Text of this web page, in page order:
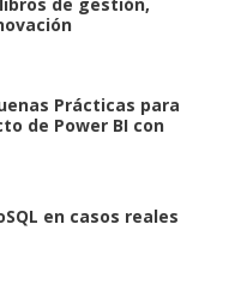
Prácticas para
de Power BI con
en casos reales